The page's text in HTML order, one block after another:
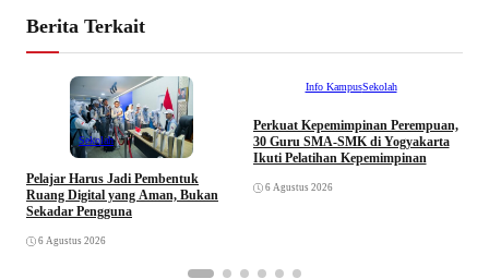
Berita Terkait
Sekolah
Pelajar Harus Jadi Pembentuk
Ruang Digital yang Aman, Bukan
Sekadar Pengguna
6 Agustus 2026
Info KampusSekolah
Perkuat Kepemimpinan Perempuan,
30 Guru SMA-SMK di Yogyakarta
Ikuti Pelatihan Kepemimpinan
6 Agustus 2026